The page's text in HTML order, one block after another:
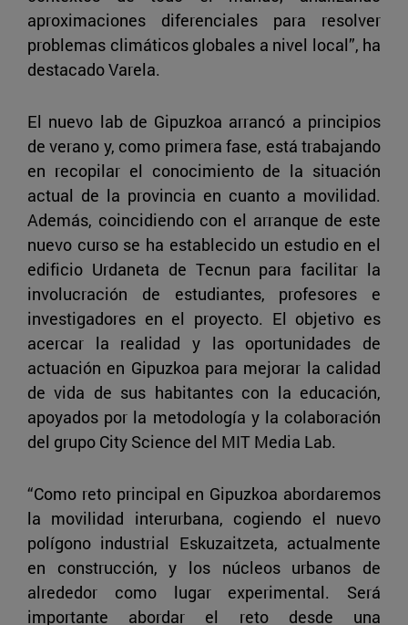
aproximaciones diferenciales para resolver
problemas climáticos globales a nivel local”, ha
destacado Varela.
El nuevo lab de Gipuzkoa arrancó a principios
de verano y, como primera fase, está trabajando
en recopilar el conocimiento de la situación
actual de la provincia en cuanto a movilidad.
Además, coincidiendo con el arranque de este
nuevo curso se ha establecido un estudio en el
edificio Urdaneta de Tecnun para facilitar la
involucración de estudiantes, profesores e
investigadores en el proyecto. El objetivo es
acercar la realidad y las oportunidades de
actuación en Gipuzkoa para mejorar la calidad
de vida de sus habitantes con la educación,
apoyados por la metodología y la colaboración
del grupo City Science del MIT Media Lab.
“Como reto principal en Gipuzkoa abordaremos
la movilidad interurbana, cogiendo el nuevo
polígono industrial Eskuzaitzeta, actualmente
en construcción, y los núcleos urbanos de
alrededor como lugar experimental. Será
importante abordar el reto desde una